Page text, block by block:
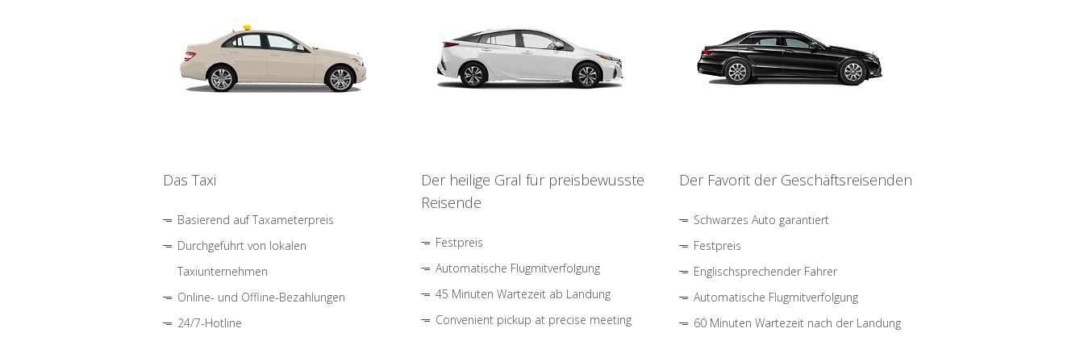
Das Taxi
Basierend auf Taxameterpreis
Durchgeführt von lokalen
Taxiunternehmen
Online- und Offline-Bezahlungen
24/7-Hotline
Der heilige Gral für preisbewusste
Reisende
Festpreis
Automatische Flugmitverfolgung
45 Minuten Wartezeit ab Landung
Convenient pickup at precise meeting
Der Favorit der Geschäftsreisenden
Schwarzes Auto garantiert
Festpreis
Englischsprechender Fahrer
Automatische Flugmitverfolgung
60 Minuten Wartezeit nach der Landung